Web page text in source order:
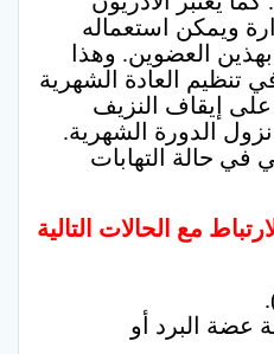
ويمكن استعماله
العضوين. وهذا
تنظيم العادة الشهرية
على إيقاف النزيف
الدورة الشهرية.
حالة التهابات
مع الحالات التالية
عضة البرد أو